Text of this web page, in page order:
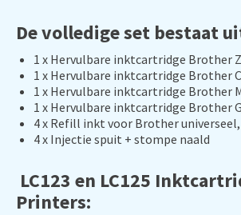
De volledige set bestaat
1 x Hervulbare inktcartridge Brother
1 x Hervulbare inktcartridge Brother
1 x Hervulbare inktcartridge Brother
1 x Hervulbare inktcartridge Brother
4 x Refill inkt voor Brother
4 x Injectie spuit + stompe naald
LC123 en LC125
Printers: